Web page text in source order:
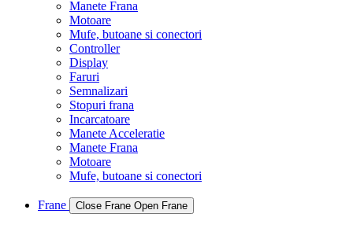
Manete Frana
Motoare
Mufe, butoane si conectori
Controller
Display
Faruri
Semnalizari
Stopuri frana
Incarcatoare
Manete Acceleratie
Manete Frana
Motoare
Mufe, butoane si conectori
Frane Close Frane Open Frane